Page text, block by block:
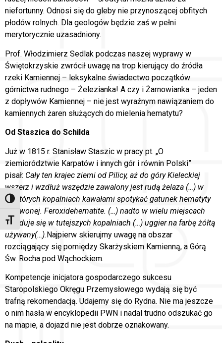
Toggle High Contrast
Toggle Font size
niefortunny. Odnosi się do gleby nie przynoszącej obfitych
płodów rolnych. Dla geologów będzie zaś w pełni
merytorycznie uzasadniony.
Prof. Włodzimierz Sedlak podczas naszej wyprawy w
Świętokrzyskie zwrócił uwagę na trop kierujący do źródła
rzeki Kamiennej – leksykalne świadectwo początków
górnictwa rudnego – Żelezianka! A czy i Żarnowianka – jeden
z dopływów Kamiennej – nie jest wyraźnym nawiązaniem do
kamiennych żaren służących do mielenia hematytu?
Od Staszica do Schilda
Już w 1815 r. Stanisław Staszic w pracy pt. „O
ziemiorództwie Karpatów i innych gór i równin Polski”
pisał: Cały ten krajec ziemi od Pilicy, aż do góry Kieleckiej
wszerz i wzdłuż wszędzie zawalony jest rudą żelaza (…) w
niektórych kopalniach kawałami spotykać gatunek hematyty
czerwonej. Feroxidehematite. (…) nadto w wielu miejscach
znajduje się w tutejszych kopalniach (…) uggier na farbę żółtą
używany(…).Najpierw skierujmy uwagę na obszar
rozciągający się pomiędzy Skarżyskiem Kamienną, a Górą
Św. Rocha pod Wąchockiem.
Kompetencje inicjatora gospodarczego sukcesu
Staropolskiego Okręgu Przemysłowego wydają się być
trafną rekomendacją. Udajemy się do Rydna. Nie ma jeszcze
o nim hasła w encyklopedii PWN i nadal trudno odszukać go
na mapie, a dojazd nie jest dobrze oznakowany.